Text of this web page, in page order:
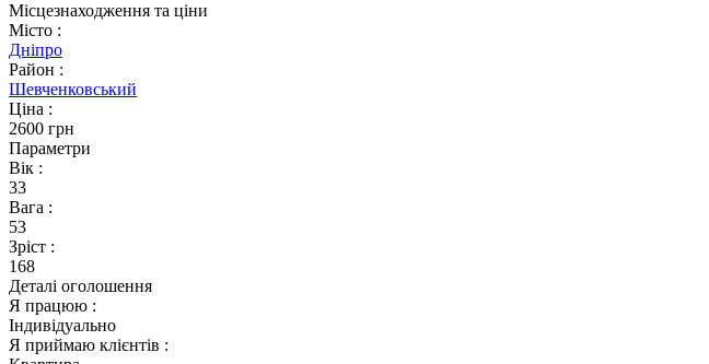
Місцезнаходження та ціни
Місто :
Дніпро
Район :
Шевченковський
Ціна :
2600 грн
Параметри
Вік :
33
Вага :
53
Зріст :
168
Деталі оголошення
Я працюю :
Індивідуально
Я приймаю клієнтів :